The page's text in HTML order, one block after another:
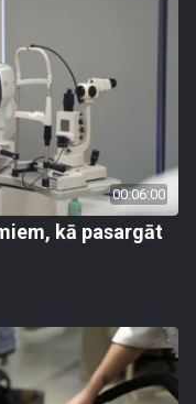
00:06:00
kā pasargāt